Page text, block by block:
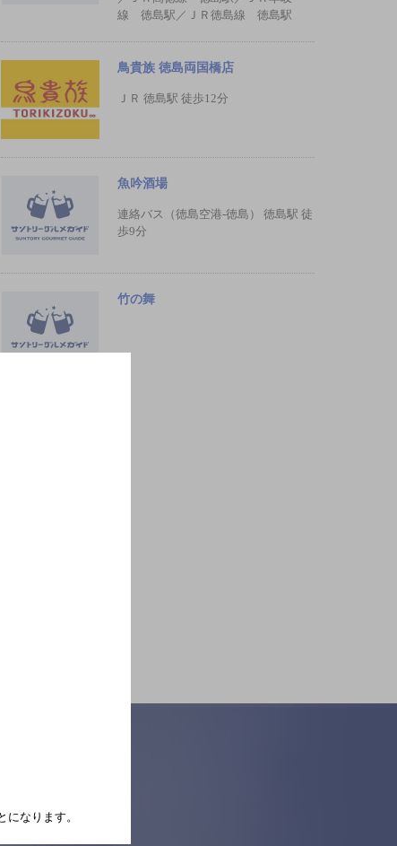
線 徳島駅／ＪＲ徳島線 徳島駅
鳥貴族 徳島両国橋店
ＪＲ 徳島駅 徒歩12分
魚吟酒場
連絡バス（徳島空港-徳島） 徳島駅 徒
歩9分
竹の舞
になります。